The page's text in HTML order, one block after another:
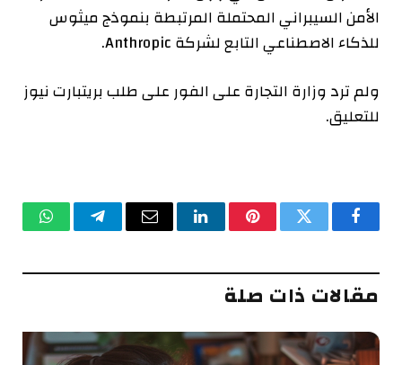
الأمن السيبراني المحتملة المرتبطة بنموذج ميثوس
للذكاء الاصطناعي التابع لشركة Anthropic.
ولم ترد وزارة التجارة على الفور على طلب بريتبارت نيوز
للتعليق.
فيسبوكتويتر بينتيريستلينكدإنالبريد تيلقرام
مقالات ذات صلة